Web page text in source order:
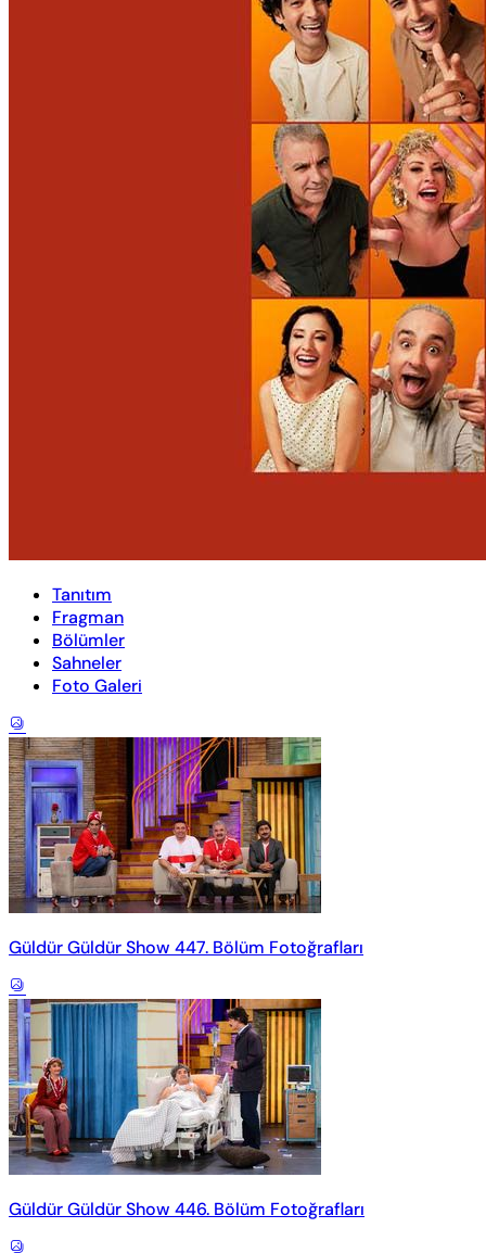
Tanıtım
Fragman
Bölümler
Sahneler
Foto Galeri
Güldür Güldür Show 447. Bölüm Fotoğrafları
Güldür Güldür Show 446. Bölüm Fotoğrafları